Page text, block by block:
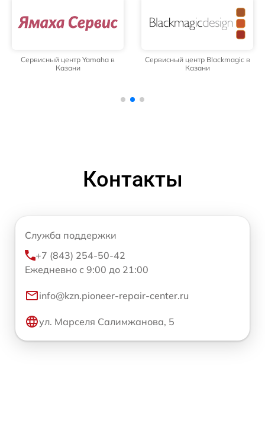
Сервисный центр Yamaha в
Казани
Сервисный центр Blackmagic в
Казани
Контакты
Служба поддержки
+7 (843) 254-50-42
Ежедневно с 9:00 до 21:00
info@kzn.pioneer-repair-center.ru
ул. Марселя Салимжанова, 5